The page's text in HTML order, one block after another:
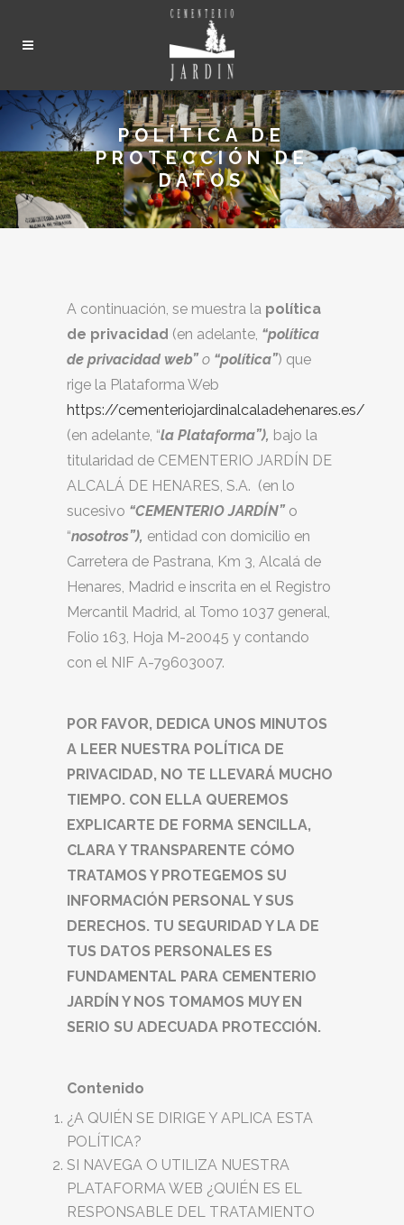
POLÍTICA DE
PROTECCIÓN DE
DATOS
A continuación, se muestra la política
de privacidad (en adelante, “política
de privacidad web” o “política”) que
rige la Plataforma Web
https://cementeriojardinalcaladehenares.es/
(en adelante, “la Plataforma”), bajo la
titularidad de CEMENTERIO JARDÍN DE
ALCALÁ DE HENARES, S.A. (en lo
sucesivo “CEMENTERIO JARDÍN” o
“nosotros”), entidad con domicilio en
Carretera de Pastrana, Km 3, Alcalá de
Henares, Madrid e inscrita en el Registro
Mercantil Madrid, al Tomo 1037 general,
Folio 163, Hoja M-20045 y contando
con el NIF A-79603007.
POR FAVOR, DEDICA UNOS MINUTOS
A LEER NUESTRA POLÍTICA DE
PRIVACIDAD, NO TE LLEVARÁ MUCHO
TIEMPO. CON ELLA QUEREMOS
EXPLICARTE DE FORMA SENCILLA,
CLARA Y TRANSPARENTE CÓMO
TRATAMOS Y PROTEGEMOS SU
INFORMACIÓN PERSONAL Y SUS
DERECHOS. TU SEGURIDAD Y LA DE
TUS DATOS PERSONALES ES
FUNDAMENTAL PARA CEMENTERIO
JARDÍN Y NOS TOMAMOS MUY EN
SERIO SU ADECUADA PROTECCIÓN.
Contenido
¿A QUIÉN SE DIRIGE Y APLICA ESTA
POLÍTICA?
SI NAVEGA O UTILIZA NUESTRA
PLATAFORMA WEB ¿QUIÉN ES EL
RESPONSABLE DEL TRATAMIENTO